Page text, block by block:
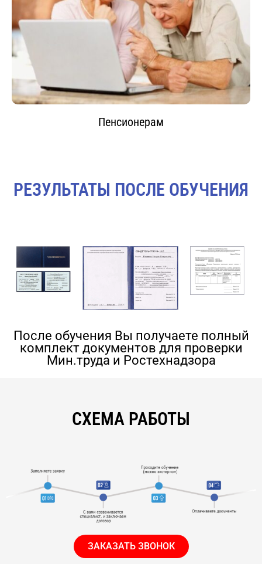
Пенсионерам
РЕЗУЛЬТАТЫ ПОСЛЕ ОБУЧЕНИЯ
После обучения Вы получаете полный
комплект документов для проверки
Мин.труда и Ростехнадзора
СХЕМА РАБОТЫ
ЗАКАЗАТЬ ЗВОНОК